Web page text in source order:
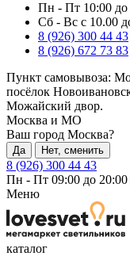
Пн - Пт 10:00 до
Сб - Вс с 10.00
8 (926) 300 44 43
8 (926) 672 73 83
Пункт самовывоза:
посёлок
Можайский двор.
Москва и МО
Ваш город Москва?
Да Нет, сменить
8 (926) 300 44 43
Пн - Пт 09:00 до 20:00
Меню
каталог